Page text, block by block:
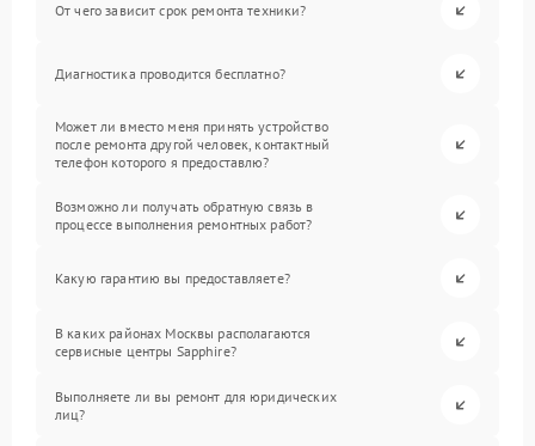
От чего зависит срок ремонта техники?
Диагностика проводится бесплатно?
Может ли вместо меня принять устройство
после ремонта другой человек, контактный
телефон которого я предоставлю?
Возможно ли получать обратную связь в
процессе выполнения ремонтных работ?
Какую гарантию вы предоставляете?
В каких районах Москвы располагаются
сервисные центры Sapphire?
Выполняете ли вы ремонт для юридических
лиц?